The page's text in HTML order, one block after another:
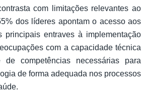
com limitações relevantes ao
dos líderes apontam o acesso aos
principais entraves à implementação
com a capacidade técnica
competências necessárias para
de forma adequada nos processos